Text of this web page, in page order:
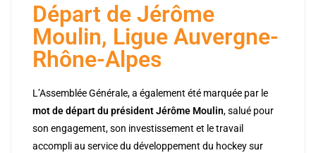
Départ de Jérôme
Moulin, Ligue Auvergne-
Rhône-Alpes
L’Assemblée Générale, a également été marquée par le
mot de départ du président Jérôme Moulin, salué pour
son engagement, son investissement et le travail
accompli au service du développement du hockey sur